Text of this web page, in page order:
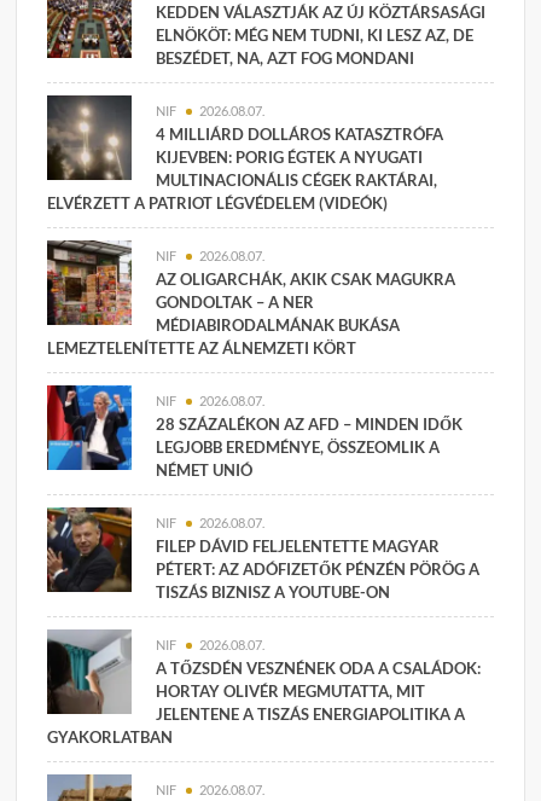
KEDDEN VÁLASZTJÁK AZ ÚJ KÖZTÁRSASÁGI
ELNÖKÖT: MÉG NEM TUDNI, KI LESZ AZ, DE
BESZÉDET, NA, AZT FOG MONDANI
NIF 2026.08.07.
4 MILLIÁRD DOLLÁROS KATASZTRÓFA
KIJEVBEN: PORIG ÉGTEK A NYUGATI
MULTINACIONÁLIS CÉGEK RAKTÁRAI,
ELVÉRZETT A PATRIOT LÉGVÉDELEM (VIDEÓK)
NIF 2026.08.07.
AZ OLIGARCHÁK, AKIK CSAK MAGUKRA
GONDOLTAK – A NER
MÉDIABIRODALMÁNAK BUKÁSA
LEMEZTELENÍTETTE AZ ÁLNEMZETI KÖRT
NIF 2026.08.07.
28 SZÁZALÉKON AZ AFD – MINDEN IDŐK
LEGJOBB EREDMÉNYE, ÖSSZEOMLIK A
NÉMET UNIÓ
NIF 2026.08.07.
FILEP DÁVID FELJELENTETTE MAGYAR
PÉTERT: AZ ADÓFIZETŐK PÉNZÉN PÖRÖG A
TISZÁS BIZNISZ A YOUTUBE-ON
NIF 2026.08.07.
A TŐZSDÉN VESZNÉNEK ODA A CSALÁDOK:
HORTAY OLIVÉR MEGMUTATTA, MIT
JELENTENE A TISZÁS ENERGIAPOLITIKA A
GYAKORLATBAN
NIF 2026.08.07.